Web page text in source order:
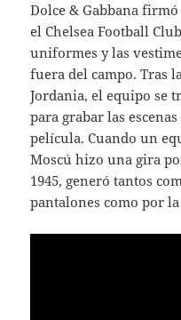
Dolce & Gabbana
el Chelsea Football
uniformes y las
fuera del campo. Tras
Jordania, el equipo se
para grabar las
película. Cuando un
Moscú hizo una gira
1945, generó tantos
pantalones como por